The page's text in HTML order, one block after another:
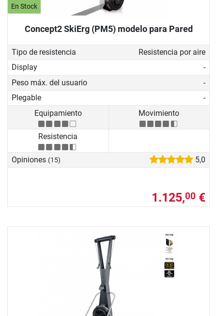
En Stock
Concept2 SkiErg (PM5) modelo para Pared
Tipo de resistencia
Resistencia por aire
Display
-
Peso máx. del usuario
-
Plegable
-
Equipamiento
Movimiento
Resistencia
Opiniones (15) 5,0
1.125,00 €